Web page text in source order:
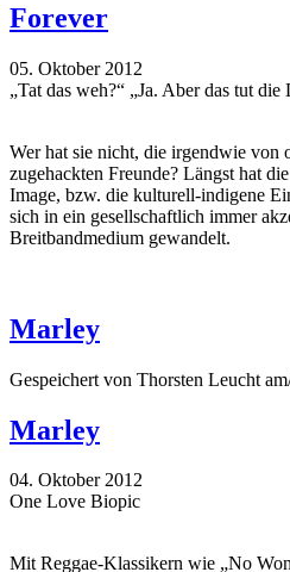
Forever
05. Oktober 2012
„Tat das weh?“ „Ja. Aber das tut die
Wer hat sie nicht, die irgendwie von
zugehackten Freunde? Längst hat
Image, bzw. die kulturell-indigene
sich in ein gesellschaftlich immer
Breitbandmedium gewandelt.
Marley
Gespeichert von Thorsten Leucht
Marley
04. Oktober 2012
One Love Biopic
Mit Reggae-Klassikern wie „No